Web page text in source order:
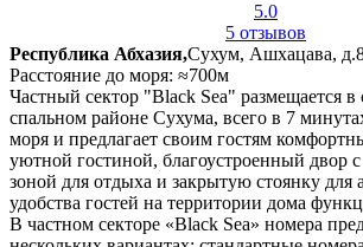
5.0
5 отзывов
Республика Абхазия,Сухум, Ашхацава,
Расстояние до моря: ≈700м
Частный сектор "Black Sea" размещается
спальном районе Сухума, всего в 7
моря и предлагает своим гостям
уютной гостиной, благоустроенный двор
зоной для отдыха и закрытую стоянку для
удобства гостей на территории дома
В частном секторе «Black Sea» номера